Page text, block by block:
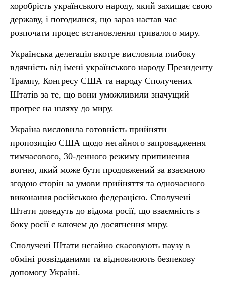
хоробрість українського народу, який захищає свою
державу, і погодилися, що зараз настав час
розпочати процес встановлення тривалого миру.
Українська делегація вкотре висловила глибоку
вдячність від імені українського народу Президенту
Трампу, Конгресу США та народу Сполучених
Штатів за те, що вони уможливили значущий
прогрес на шляху до миру.
Україна висловила готовність прийняти
пропозицію США щодо негайного запровадження
тимчасового, 30-денного режиму припинення
вогню, який може бути продовжений за взаємною
згодою сторін за умови прийняття та одночасного
виконання російською федерацією. Сполучені
Штати доведуть до відома росії, що взаємність з
боку росії є ключем до досягнення миру.
Сполучені Штати негайно скасовують паузу в
обміні розвідданими та відновлюють безпекову
допомогу Україні.